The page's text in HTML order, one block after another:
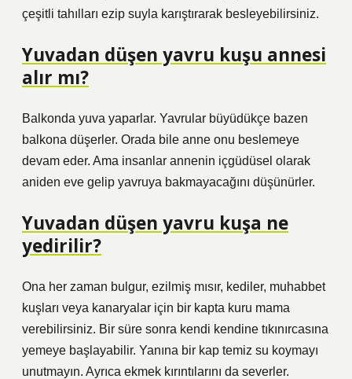
çeşitli tahılları ezip suyla karıştırarak besleyebilirsiniz.
Yuvadan düşen yavru kuşu annesi
alır mı?
Balkonda yuva yaparlar. Yavrular büyüdükçe bazen
balkona düşerler. Orada bile anne onu beslemeye
devam eder. Ama insanlar annenin içgüdüsel olarak
aniden eve gelip yavruya bakmayacağını düşünürler.
Yuvadan düşen yavru kuşa ne
yedirilir?
Ona her zaman bulgur, ezilmiş mısır, kediler, muhabbet
kuşları veya kanaryalar için bir kapta kuru mama
verebilirsiniz. Bir süre sonra kendi kendine tıkınırcasına
yemeye başlayabilir. Yanına bir kap temiz su koymayı
unutmayın. Ayrıca ekmek kırıntılarını da severler.